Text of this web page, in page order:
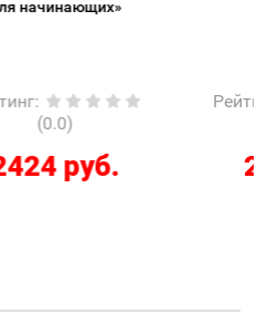
Рейтинг:
286 руб.